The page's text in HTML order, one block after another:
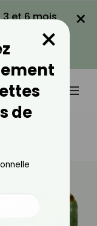
3 et 6 mois
×
de
×